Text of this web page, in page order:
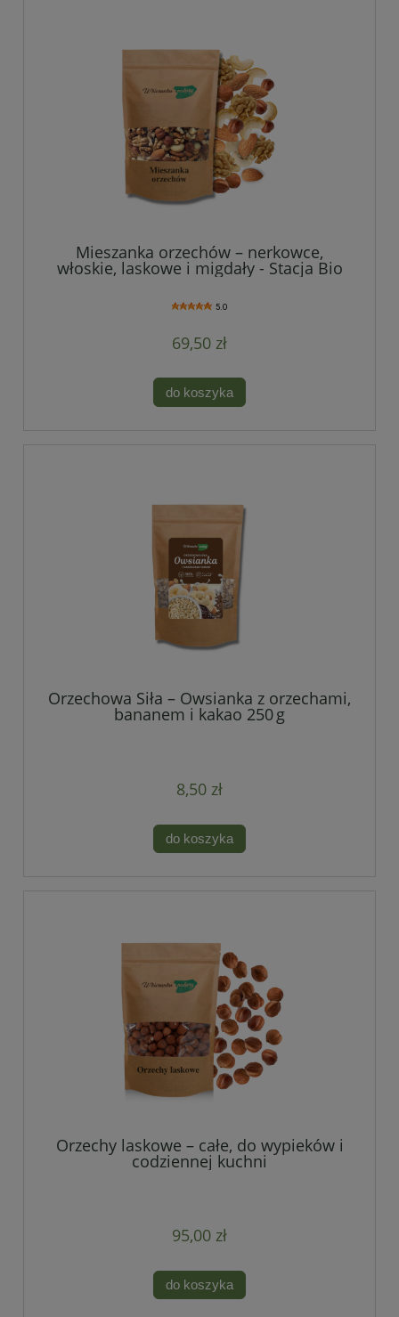
Mieszanka orzechów – nerkowce,
włoskie, laskowe i migdały - Stacja Bio
5.0
69,50 zł
do koszyka
Orzechowa Siła – Owsianka z orzechami,
bananem i kakao 250 g
8,50 zł
do koszyka
Orzechy laskowe – całe, do wypieków i
codziennej kuchni
95,00 zł
do koszyka